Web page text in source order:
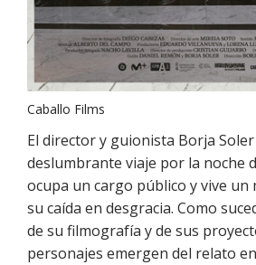
Caballo Films
El director y guionista Borja
deslumbrante viaje por la noche
ocupa un cargo público y vive un
su caída en desgracia. Como
de su filmografía y de sus
personajes emergen del relato